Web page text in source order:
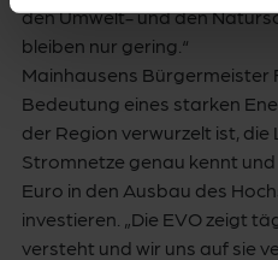
den Umwelt- und den
bleiben nur gering.“
Mainhausens Bürgermeister
Bedeutung eines starken
der Region verwurzelt ist,
Stromnetze genau kennt und
Euro in den Ausbau des
investieren. „Die EVO zeigt
versteht und wir uns auf sie